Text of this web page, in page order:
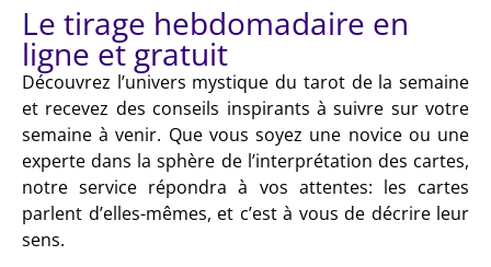
Le tirage hebdomadaire en
ligne et gratuit
Découvrez l’univers mystique du tarot de la semaine
et recevez des conseils inspirants à suivre sur votre
semaine à venir. Que vous soyez une novice ou une
experte dans la sphère de l’interprétation des cartes,
notre service répondra à vos attentes: les cartes
parlent d’elles-mêmes, et c’est à vous de décrire leur
sens.